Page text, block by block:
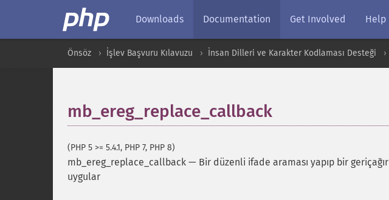
Downloads Documentation Get Involved Help
Önsöz İşlev Başvuru Kılavuzu İnsan Dilleri ve Karakter Kodlaması Desteği
mb_ereg_replace_callback
(PHP 5 >= 5.4.1, PHP 7, PHP 8)
mb_ereg_replace_callback — Bir düzenli ifade araması yapıp bir
uygular